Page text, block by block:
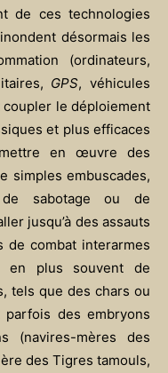
de ces technologies
désormais les
(ordinateurs,
GPS, véhicules
coupler le déploiement
et plus efficaces
mettre en œuvre des
simples embuscades,
sabotage ou de
jusqu’à des assauts
de combat interarmes
en plus souvent de
tels que des chars ou
parfois des embryons
(navires-mères des
des Tigres tamouls,